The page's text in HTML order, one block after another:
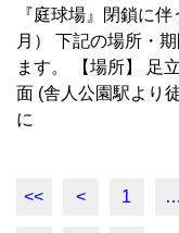
『庭球場』閉鎖に
月） 下記の場所・
ます。 【場所】 足
面 (舎人公園駅より
に
<< < 1 …